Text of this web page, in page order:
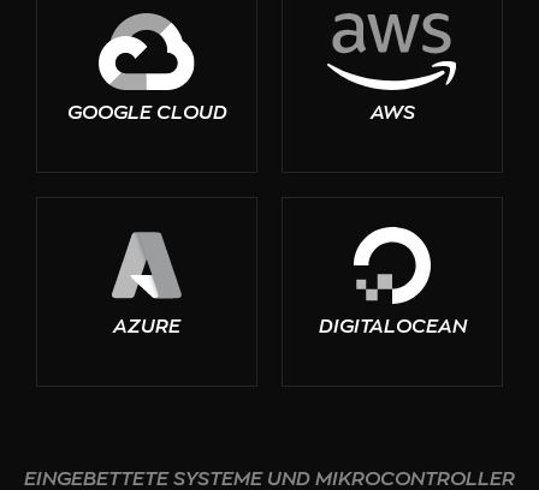
GOOGLE CLOUD AWS
AZURE DIGITALOCEAN
EINGEBETTETE SYSTEME UND MIKROCONTROLLER